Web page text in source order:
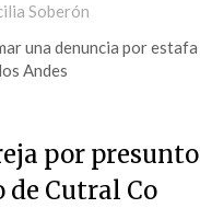
Soberón
una denuncia por estafa
Andes
por presunto
Cutral Co